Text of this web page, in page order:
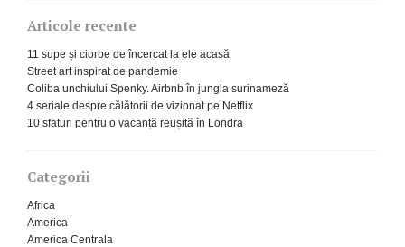
Articole recente
11 supe și ciorbe de încercat la ele acasă
Street art inspirat de pandemie
Coliba unchiului Spenky. Airbnb în jungla surinameză
4 seriale despre călătorii de vizionat pe Netflix
10 sfaturi pentru o vacanță reușită în Londra
Categorii
Africa
America
America Centrala